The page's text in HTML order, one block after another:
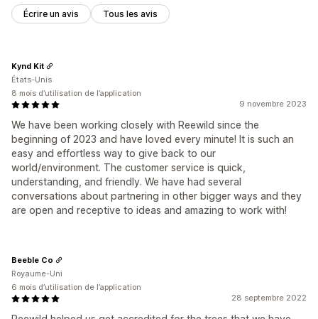
Écrire un avis Tous les avis
9 novembre 2023
We have been working closely with Reewild since the
beginning of 2023 and have loved every minute! It is such an
easy and effortless way to give back to our
world/environment. The customer service is quick,
understanding, and friendly. We have had several
conversations about partnering in other bigger ways and they
are open and receptive to ideas and amazing to work with!
Kynd Kit
États-Unis
8 mois d’utilisation de l’application
28 septembre 2022
Beeble Co
Royaume-Uni
6 mois d’utilisation de l’application